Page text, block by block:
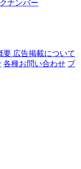
ナンバー
要 広告掲載について
各種お問い合わせ プ